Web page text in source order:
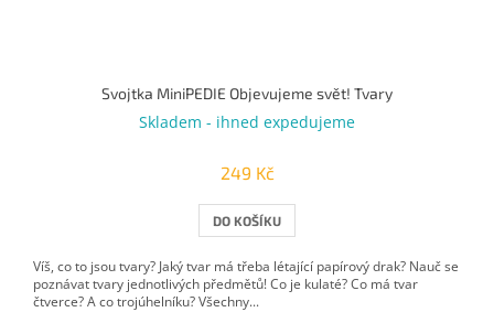
Svojtka MiniPEDIE Objevujeme svět! Tvary
Skladem - ihned expedujeme
249 Kč
DO KOŠÍKU
Víš, co to jsou tvary? Jaký tvar má třeba létající papírový drak? Nauč se
poznávat tvary jednotlivých předmětů! Co je kulaté? Co má tvar
čtverce? A co trojúhelníku? Všechny...